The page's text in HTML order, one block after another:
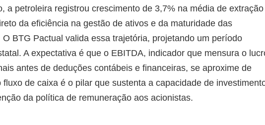
a petroleira registrou crescimento de 3,7% na média de extração
da eficiência na gestão de ativos e da maturidade das
BTG Pactual valida essa trajetória, projetando um período
A expectativa é que o EBITDA, indicador que mensura o
antes de deduções contábeis e financeiras, se aproxime de
de caixa é o pilar que sustenta a capacidade de
da política de remuneração aos acionistas.